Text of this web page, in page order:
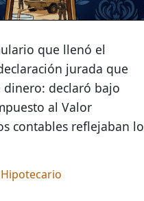
que llenó el
jurada que
dinero: declaró bajo
al Valor
contables reflejaban lo